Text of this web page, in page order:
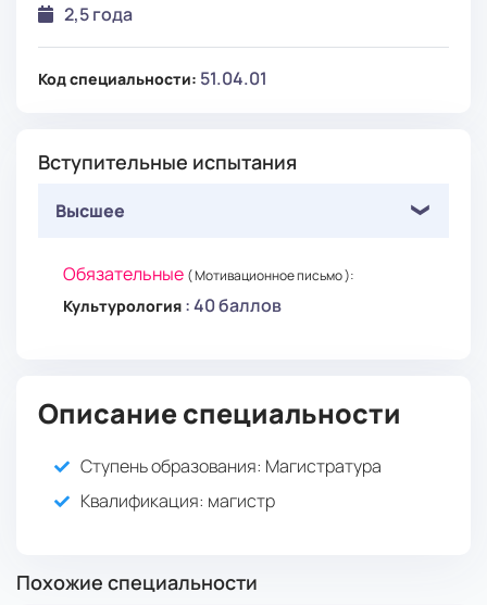
2,5 года
Код специальности: 51.04.01
Вступительные испытания
Высшее
Обязательные ( Мотивационное письмо ):
Культурология : 40 баллов
Описание специальности
Ступень образования: Магистратура
Квалификация: магистр
Похожие специальности